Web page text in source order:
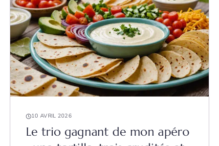
10 AVRIL 2026
Le trio gagnant de mon apéro